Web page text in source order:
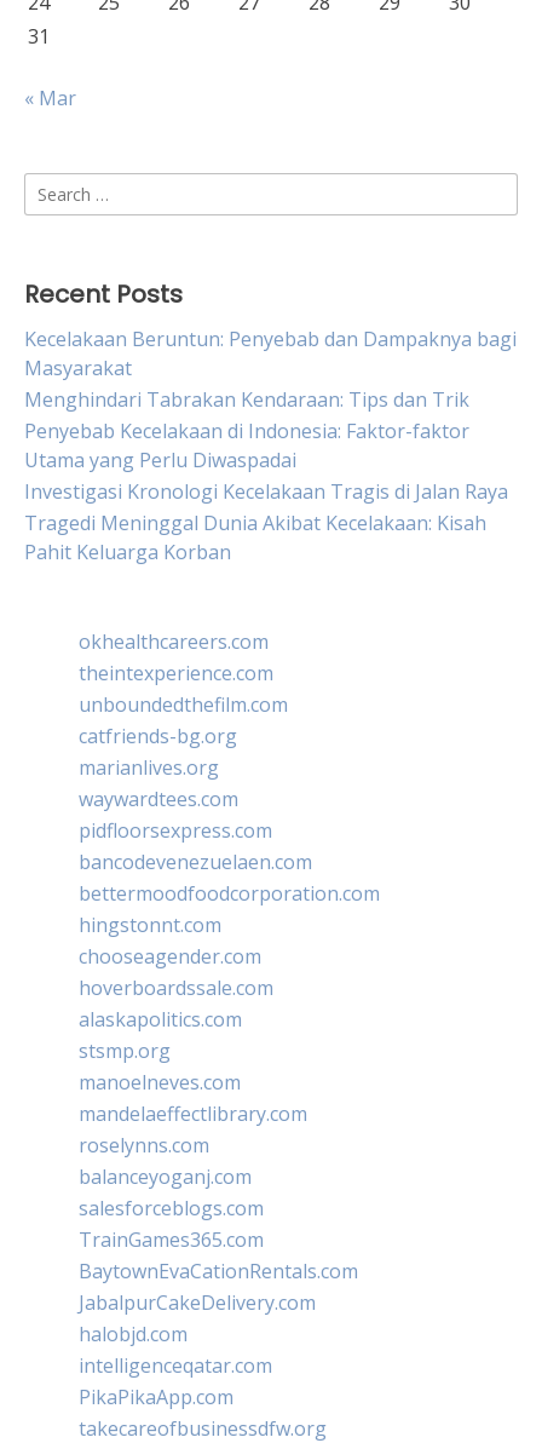
31
« Mar
Search
for:
Recent Posts
Kecelakaan Beruntun: Penyebab dan Dampaknya bagi
Masyarakat
Menghindari Tabrakan Kendaraan: Tips dan Trik
Penyebab Kecelakaan di Indonesia: Faktor-faktor
Utama yang Perlu Diwaspadai
Investigasi Kronologi Kecelakaan Tragis di Jalan Raya
Tragedi Meninggal Dunia Akibat Kecelakaan: Kisah
Pahit Keluarga Korban
okhealthcareers.com
theintexperience.com
unboundedthefilm.com
catfriends-bg.org
marianlives.org
waywardtees.com
pidfloorsexpress.com
bancodevenezuelaen.com
bettermoodfoodcorporation.com
hingstonnt.com
chooseagender.com
hoverboardssale.com
alaskapolitics.com
stsmp.org
manoelneves.com
mandelaeffectlibrary.com
roselynns.com
balanceyoganj.com
salesforceblogs.com
TrainGames365.com
BaytownEvaCationRentals.com
JabalpurCakeDelivery.com
halobjd.com
intelligenceqatar.com
PikaPikaApp.com
takecareofbusinessdfw.org